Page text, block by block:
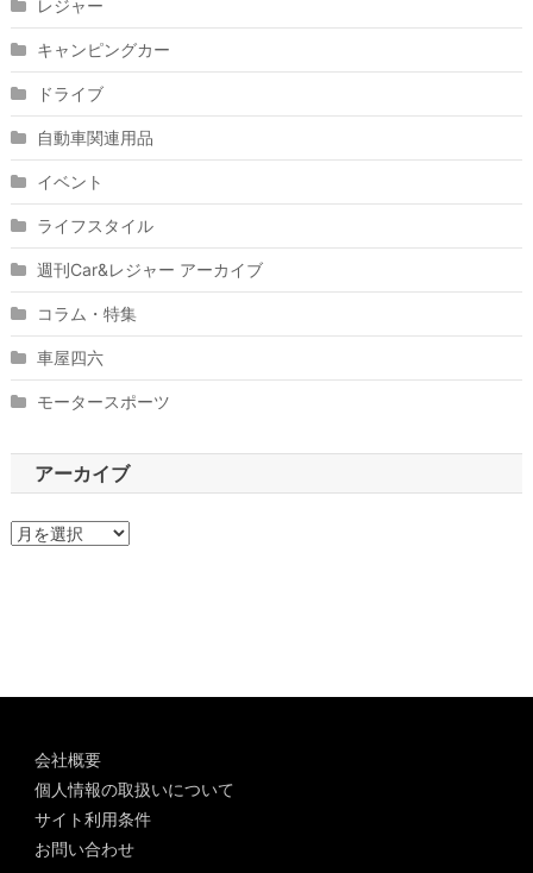
レジャー
キャンピングカー
ドライブ
自動車関連用品
イベント
ライフスタイル
週刊Car&レジャー アーカイブ
コラム・特集
車屋四六
モータースポーツ
アーカイブ
ア
会社概要
個人情報の取扱いについて
サイト利用条件
お問い合わせ